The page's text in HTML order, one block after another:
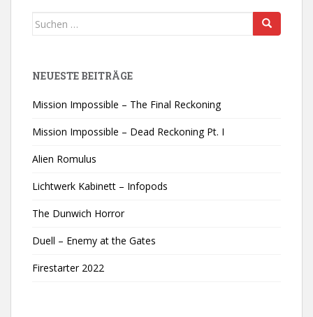
Suchen
NEUESTE BEITRÄGE
Mission Impossible – The Final Reckoning
Mission Impossible – Dead Reckoning Pt. I
Alien Romulus
Lichtwerk Kabinett – Infopods
The Dunwich Horror
Duell – Enemy at the Gates
Firestarter 2022